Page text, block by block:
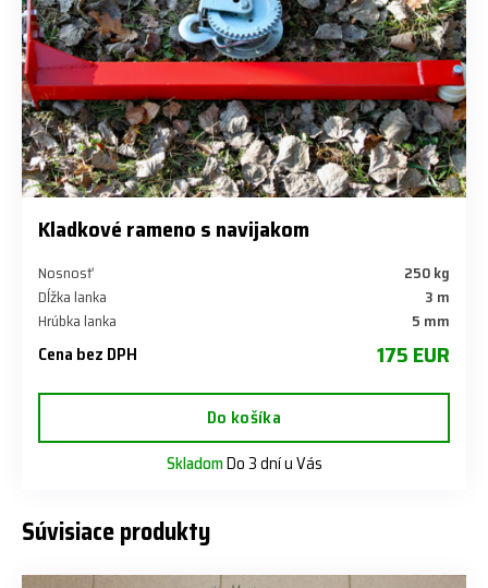
Kladkové rameno s navijakom
Nosnosť
250 kg
Dĺžka lanka
3 m
Hrúbka lanka
5 mm
Cena bez DPH 175 EUR
Do košíka
SkladomDo 3 dní u Vás
Súvisiace produkty